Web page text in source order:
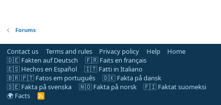
Forums
Contact us Terms and rules Privacy policy Help
Home
🇩🇪 Fakten auf Deutsch
🇫🇷 Faits en français
🇪🇸 Hechos en Español
🇮🇹 Fatti in Italiano
🇧🇷 🇵🇹 Fatos em português
🇩🇰 Fakta på dansk
🇸🇪 Fakta på svenska
🇳🇴 Fakta på norsk
🇫🇮 Faktat suomeksi
🌍 Facts
R